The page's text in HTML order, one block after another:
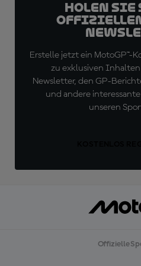
Holen Sie
offiziellen
Erstelle jetzt ein MotoGP™-
zu exklusiven Inhalten
Newsletter, den GP-
und andere
unseren
Offizielle